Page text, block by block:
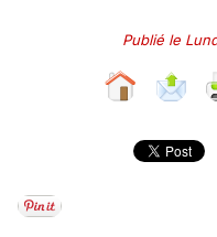
Publié le